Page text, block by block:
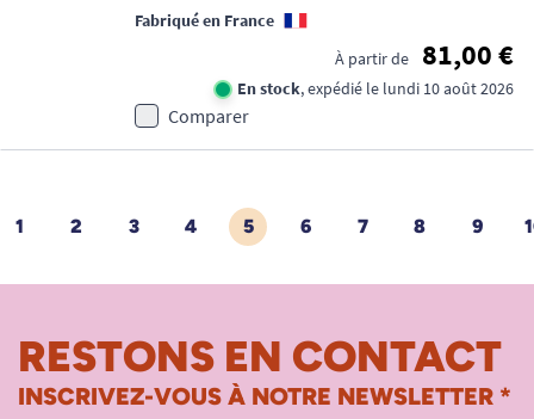
Fabriqué en France
À partir de
81,00 €
En stock, expédié le lundi 10 août 2026
Comparer
1 2 3 4 5 6 7 8 9
RESTONS EN CONTACT
INSCRIVEZ-VOUS À NOTRE NEWSLETTER *